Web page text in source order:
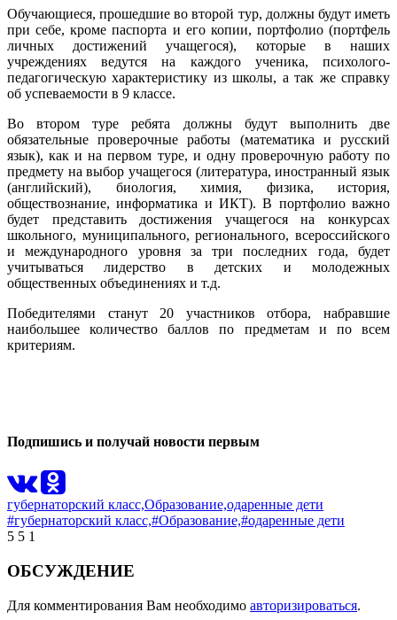
Обучающиеся, прошедшие во второй тур, должны будут иметь
при себе, кроме паспорта и его копии, портфолио (портфель
личных достижений учащегося), которые в наших
учреждениях ведутся на каждого ученика, психолого-
педагогическую характеристику из школы, а так же справку
об успеваемости в 9 классе.
Во втором туре ребята должны будут выполнить две
обязательные проверочные работы (математика и русский
язык), как и на первом туре, и одну проверочную работу по
предмету на выбор учащегося (литература, иностранный язык
(английский), биология, химия, физика, история,
обществознание, информатика и ИКТ). В портфолио важно
будет представить достижения учащегося на конкурсах
школьного, муниципального, регионального, всероссийского
и международного уровня за три последних года, будет
учитываться лидерство в детских и молодежных
общественных объединениях и т.д.
Победителями станут 20 участников отбора, набравшие
наибольшее количество баллов по предметам и по всем
критериям.
Подпишись и получай новости первым
губернаторский класс,Образование,одаренные дети
#губернаторский класс,#Образование,#одаренные дети
5 5 1
ОБСУЖДЕНИЕ
Для комментирования Вам необходимо авторизироваться.